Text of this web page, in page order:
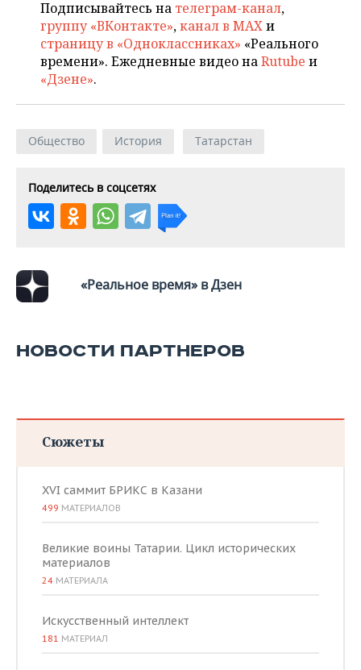
ХОККЕЙ С МЯЧОМ
ПРОИСШЕСТВИЯ
Подписывайтесь на телеграм-канал,
группу «ВКонтакте»,канал в MAXи
страницу в «Одноклассниках» «Реального
времени». Ежедневные видео наRutube и
«Дзене».
Общество История Татарстан
Поделитесь в соцсетях
«Реальное время» в Дзен
НОВОСТИ ПАРТНЕРОВ
Сюжеты
XVI саммит БРИКС в Казани
499 МАТЕРИАЛОВ
Великие воины Татарии. Цикл исторических
материалов
24 МАТЕРИАЛА
Искусственный интеллект
181 МАТЕРИАЛ